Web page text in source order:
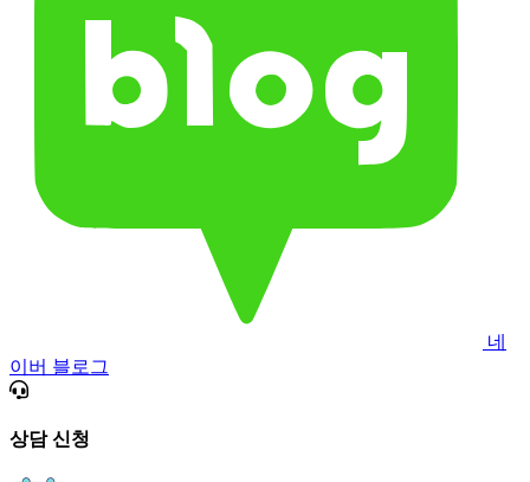
네
이버 블로그
상담 신청